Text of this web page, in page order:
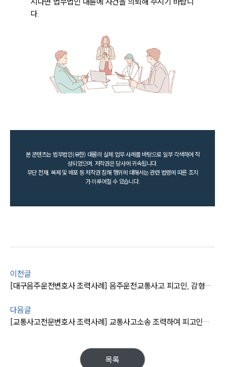
다.
본 콘텐츠는 법무법인(유한) 대륜의 실제 업무 사례를 바탕으로 일부 각색하여 작
성되었으며, 저작권은 당사에 귀속됩니다.
무단 전재, 복제 및 배포 등 저작권 침해 행위에 대해서는 관련 법령에 따른 조치
가 이루어질 수 있습니다.
이전글
[대구음주운전변호사 조력사례] 음주운전교통사고 피고인, 감형사유 주장 인정 받아 처벌 줄이는데 성공함
다음글
[교통사고전문변호사 조력사례] 교통사고소송 조력하여 피고인으로부터 합의금 받아내기에 성공함
목록